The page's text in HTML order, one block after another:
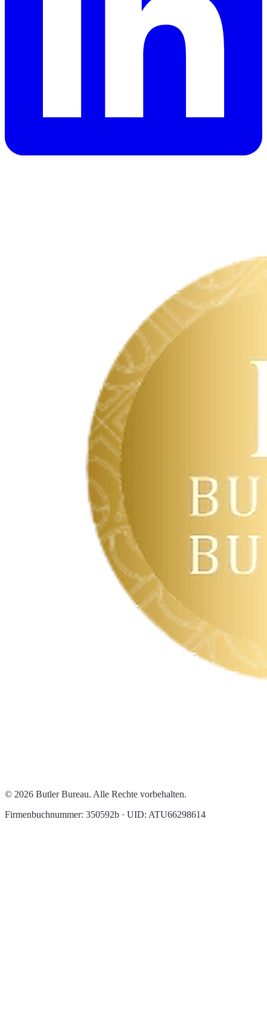
© 2026 Butler Bureau. Alle Rechte vorbehalten.
Firmenbuchnummer: 350592b · UID: ATU66298614